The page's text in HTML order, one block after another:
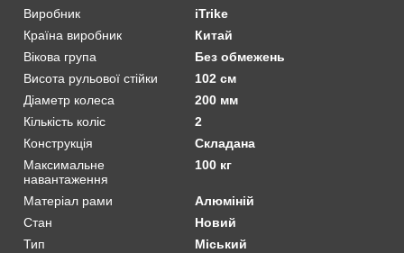
Виробник
iTrike
Країна виробник
Китай
Вікова група
Без обмежень
Висота рульової стійки
102 см
Діаметр колеса
200 мм
Кількість коліс
2
Конструкція
Складана
Максимальне
навантаження
100 кг
Матеріал рами
Алюміній
Стан
Новий
Тип
Міський